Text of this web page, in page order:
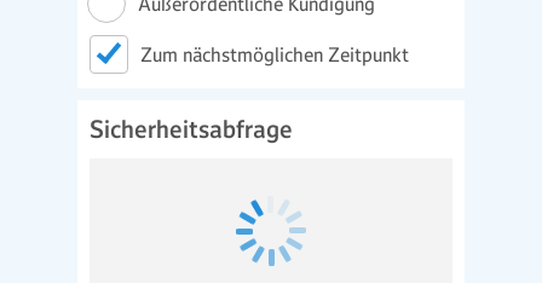
Zum nächstmöglichen Zeitpunkt
Sicherheitsabfrage